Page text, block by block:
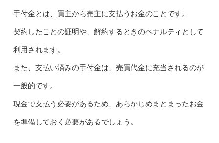
手付金とは、買主から売主に支払うお金のことです。
契約したことの証明や、解約するときのペナルティとして
利用されます。
また、支払い済みの手付金は、売買代金に充当されるのが
一般的です。
現金で支払う必要があるため、あらかじめまとまったお金
を準備しておく必要があるでしょう。